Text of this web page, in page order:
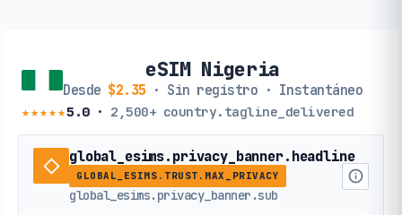
eSIM Nigeria
Desde $2.35 · Sin registro · Instantáneo
★★★★★5.0· 2,500+ country.tagline_delivered
global_esims.privacy_banner.headline
GLOBAL_ESIMS.TRUST.MAX_PRIVACY
global_esims.privacy_banner.sub